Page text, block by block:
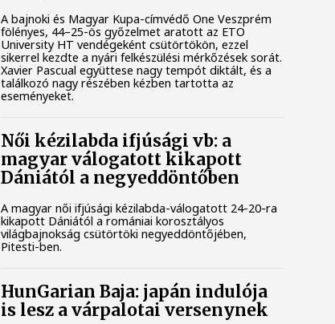
A bajnoki és Magyar Kupa-címvédő One Veszprém
fölényes, 44–25-ös győzelmet aratott az ETO
University HT vendégeként csütörtökön, ezzel
sikerrel kezdte a nyári felkészülési mérkőzések sorát.
Xavier Pascual együttese nagy tempót diktált, és a
találkozó nagy részében kézben tartotta az
eseményeket.
Női kézilabda ifjúsági vb: a
magyar válogatott kikapott
Dániától a negyeddöntőben
A magyar női ifjúsági kézilabda-válogatott 24-20-ra
kikapott Dániától a romániai korosztályos
világbajnokság csütörtöki negyeddöntőjében,
Pitesti-ben.
HunGarian Baja: japán indulója
is lesz a várpalotai versenynek